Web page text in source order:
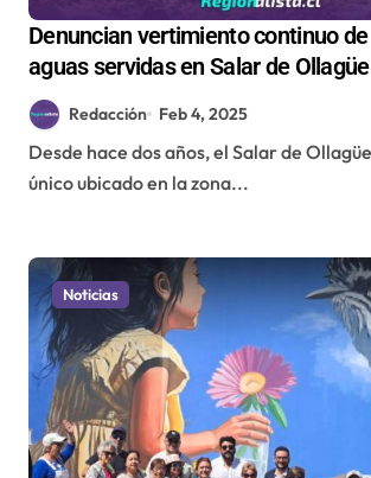
Denuncian vertimiento continuo de
aguas servidas en Salar de Ollagüe
desde hace dos años
Redacción Feb 4, 2025
Desde hace dos años, el Salar de Ollagüe, un ecosistema
único ubicado en la zona...
Noticias